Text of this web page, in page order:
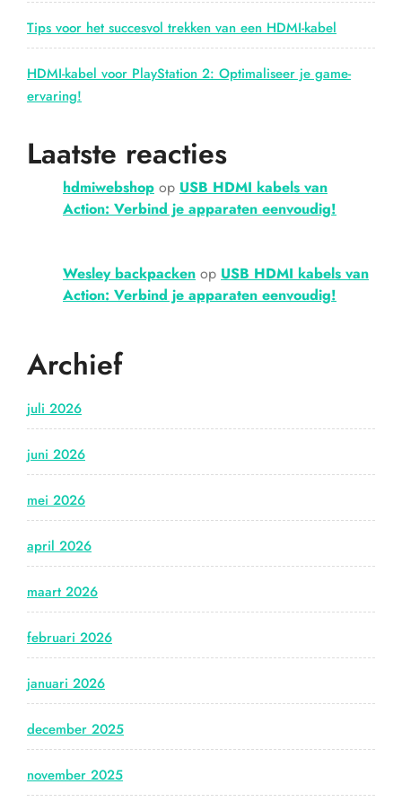
Tips voor het succesvol trekken van een HDMI-kabel
HDMI-kabel voor PlayStation 2: Optimaliseer je game-
ervaring!
Laatste reacties
hdmiwebshop op USB HDMI kabels van
Action: Verbind je apparaten eenvoudig!
Wesley backpacken op USB HDMI kabels van
Action: Verbind je apparaten eenvoudig!
Archief
juli 2026
juni 2026
mei 2026
april 2026
maart 2026
februari 2026
januari 2026
december 2025
november 2025